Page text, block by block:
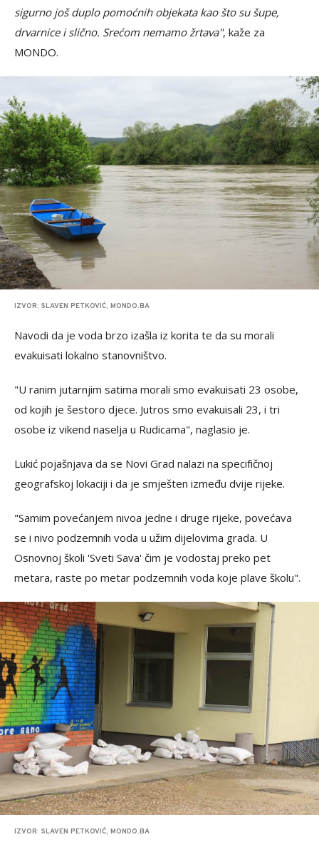
sigurno još duplo pomoćnih objekata kao što su šupe,
drvarnice i slično. Srećom nemamo žrtava", kaže za
MONDO.
IZVOR: SLAVEN PETKOVIĆ, MONDO.BA
Navodi da je voda brzo izašla iz korita te da su morali
evakuisati lokalno stanovništvo.
"U ranim jutarnjim satima morali smo evakuisati 23 osobe,
od kojih je šestoro djece. Jutros smo evakuisali 23, i tri
osobe iz vikend naselja u Rudicama", naglasio je.
Lukić pojašnjava da se Novi Grad nalazi na specifičnoj
geografskoj lokaciji i da je smješten između dvije rijeke.
"Samim povećanjem nivoa jedne i druge rijeke, povećava
se i nivo podzemnih voda u užim dijelovima grada. U
Osnovnoj školi 'Sveti Sava' čim je vodostaj preko pet
metara, raste po metar podzemnih voda koje plave školu".
IZVOR: SLAVEN PETKOVIĆ, MONDO.BA